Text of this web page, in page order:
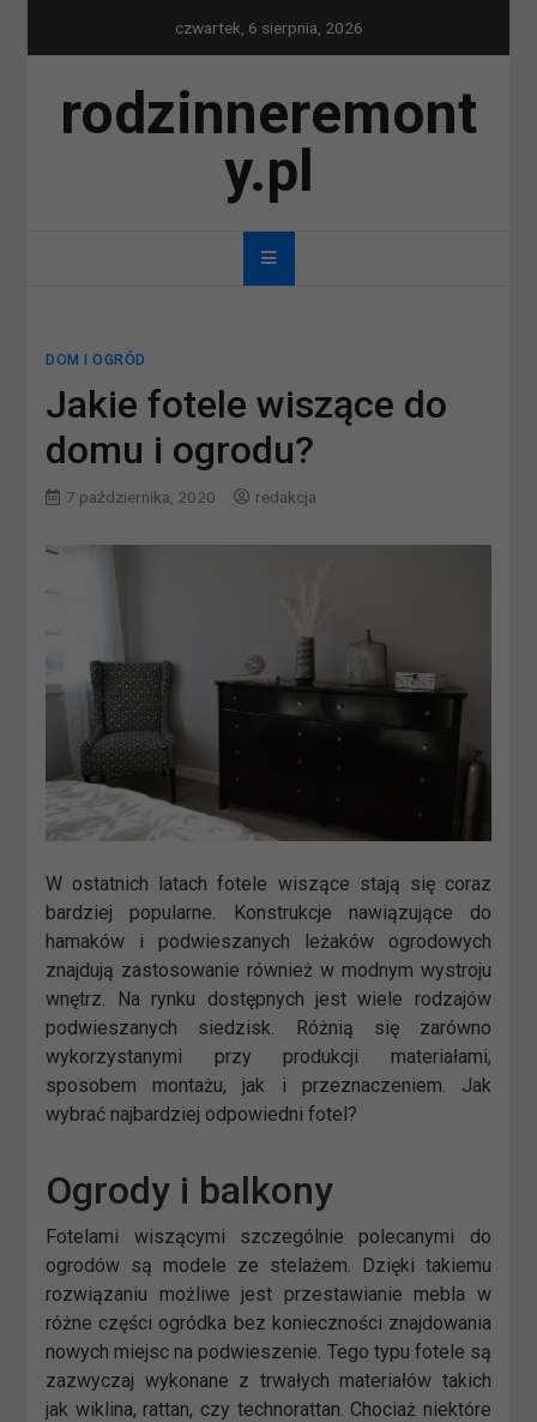
czwartek, 6 sierpnia, 2026
rodzinneremont
y.pl
DOM I OGRÓD
Jakie fotele wiszące do
domu i ogrodu?
7 października, 2020 redakcja
W ostatnich latach fotele wiszące stają się coraz
bardziej popularne. Konstrukcje nawiązujące do
hamaków i podwieszanych leżaków ogrodowych
znajdują zastosowanie również w modnym wystroju
wnętrz. Na rynku dostępnych jest wiele rodzajów
podwieszanych siedzisk. Różnią się zarówno
wykorzystanymi przy produkcji materiałami,
sposobem montażu, jak i przeznaczeniem. Jak
wybrać najbardziej odpowiedni fotel?
Ogrody i balkony
Fotelami wiszącymi szczególnie polecanymi do
ogrodów są modele ze stelażem. Dzięki takiemu
rozwiązaniu możliwe jest przestawianie mebla w
różne części ogródka bez konieczności znajdowania
nowych miejsc na podwieszenie. Tego typu fotele są
zazwyczaj wykonane z trwałych materiałów takich
jak wiklina, rattan, czy technorattan. Chociaż niektóre